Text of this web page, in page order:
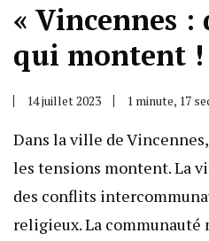
« Vincennes :
qui montent !
14 juillet 2023 1 minute, 17
Dans la ville de
les tensions montent. La
des conflits
religieux. La communauté